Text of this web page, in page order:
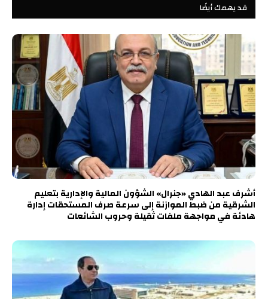
قد يهمك أيضًا
أشرف عبد الهادي «جنرال» الشؤون المالية والإدارية بتعليم
الشرقية من ضبط الموازنة إلى سرعة صرف المستحقات إدارة
هادئة في مواجهة ملفات ثقيلة وحروب الشائعات